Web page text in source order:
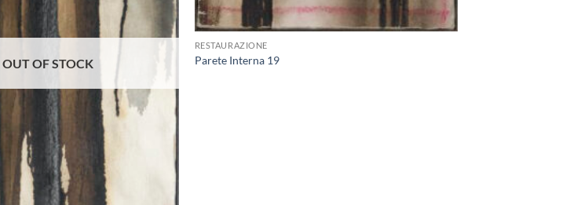
+
RESTAURAZIONE
Parete Interna 19
OUT OF STOCK